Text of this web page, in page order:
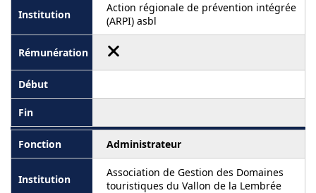
Action régionale de prévention intégrée
(ARPI) asbl
Administrateur
Association de Gestion des Domaines
touristiques du Vallon de la Lembrée